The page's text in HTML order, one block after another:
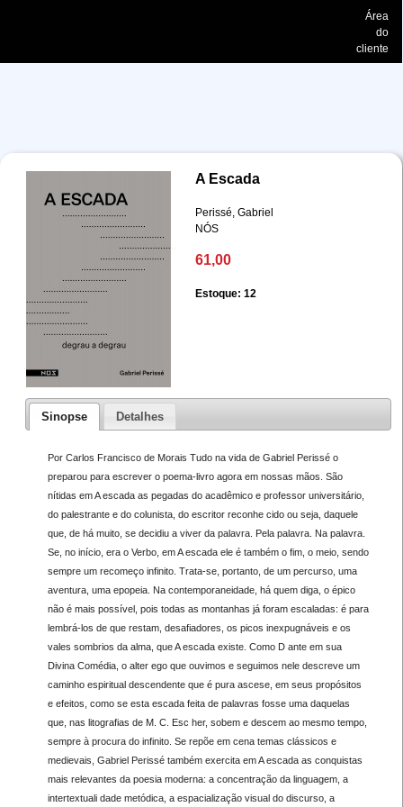
Área
do
cliente
A Escada
Perissé, Gabriel
NÓS
61,00
Estoque: 12
Sinopse Detalhes
Por Carlos Francisco de Morais Tudo na vida de Gabriel Perissé o
preparou para escrever o poema-livro agora em nossas mãos. São
nítidas em A escada as pegadas do acadêmico e professor universitário,
do palestrante e do colunista, do escritor reconhe cido ou seja, daquele
que, de há muito, se decidiu a viver da palavra. Pela palavra. Na palavra.
Se, no início, era o Verbo, em A escada ele é também o fim, o meio, sendo
sempre um recomeço infinito. Trata-se, portanto, de um percurso, uma
aventura, uma epopeia. Na contemporaneidade, há quem diga, o épico
não é mais possível, pois todas as montanhas já foram escaladas: é para
lembrá-los de que restam, desafiadores, os picos inexpugnáveis e os
vales sombrios da alma, que A escada existe. Como D ante em sua
Divina Comédia, o alter ego que ouvimos e seguimos nele descreve um
caminho espiritual descendente que é pura ascese, em seus propósitos
e efeitos, como se esta escada feita de palavras fosse uma daquelas
que, nas litografias de M. C. Esc her, sobem e descem ao mesmo tempo,
sempre à procura do infinito. Se repõe em cena temas clássicos e
medievais, Gabriel Perissé também exercita em A escada as conquistas
mais relevantes da poesia moderna: a concentração da linguagem, a
intertextuali dade metódica, a espacialização visual do discurso, a